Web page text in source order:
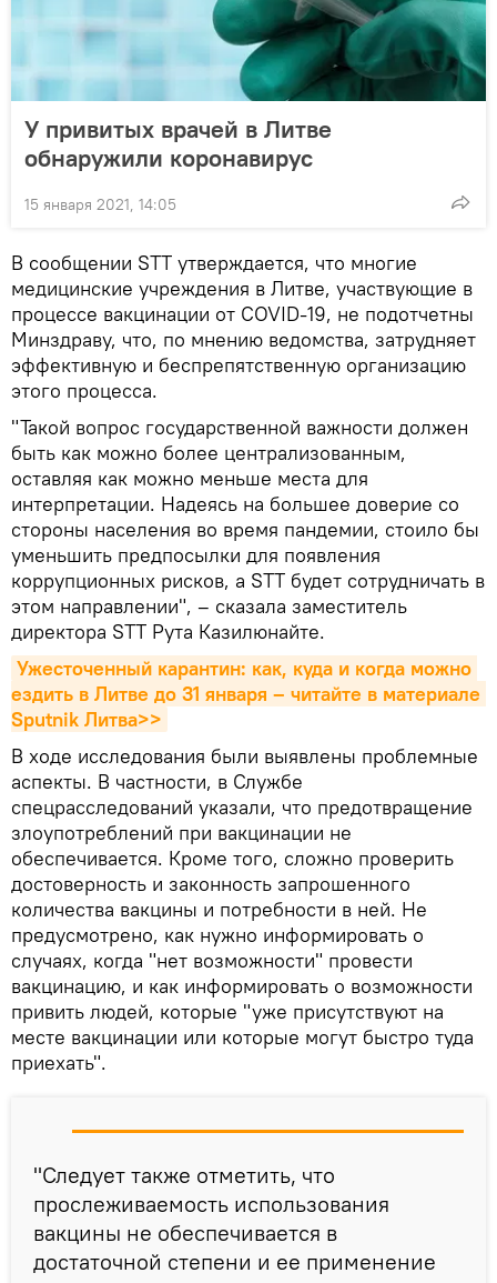
У привитых врачей в Литве
обнаружили коронавирус
15 января 2021, 14:05
В сообщении STT утверждается, что многие
медицинские учреждения в Литве, участвующие в
процессе вакцинации от COVID-19, не подотчетны
Минздраву, что, по мнению ведомства, затрудняет
эффективную и беспрепятственную организацию
этого процесса.
"Такой вопрос государственной важности должен
быть как можно более централизованным,
оставляя как можно меньше места для
интерпретации. Надеясь на большее доверие со
стороны населения во время пандемии, стоило бы
уменьшить предпосылки для появления
коррупционных рисков, а STT будет сотрудничать в
этом направлении", – сказала заместитель
директора STT Рута Казилюнайте.
Ужесточенный карантин: как, куда и когда можно
ездить в Литве до 31 января – читайте в материале
Sputnik Литва>>
В ходе исследования были выявлены проблемные
аспекты. В частности, в Службе
спецрасследований указали, что предотвращение
злоупотреблений при вакцинации не
обеспечивается. Кроме того, сложно проверить
достоверность и законность запрошенного
количества вакцины и потребности в ней. Не
предусмотрено, как нужно информировать о
случаях, когда "нет возможности" провести
вакцинацию, и как информировать о возможности
привить людей, которые "уже присутствуют на
месте вакцинации или которые могут быстро туда
приехать".
"Следует также отметить, что
прослеживаемость использования
вакцины не обеспечивается в
достаточной степени и ее применение